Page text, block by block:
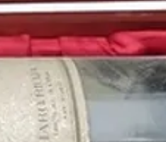
Ronaldinhoo el actor
de los vinos de la cosecha
blog